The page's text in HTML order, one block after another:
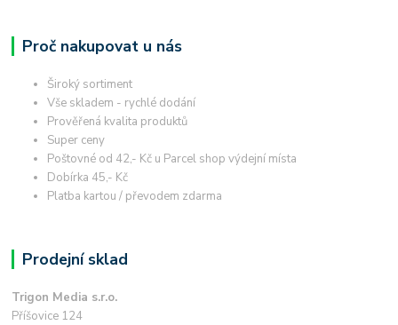
Proč nakupovat u nás
Široký sortiment
Vše skladem - rychlé dodání
Prověřená kvalita produktů
Super ceny
Poštovné od 42,- Kč u Parcel shop výdejní místa
Dobírka 45,- Kč
Platba kartou / převodem zdarma
Prodejní sklad
Trigon Media s.r.o.
Příšovice 124